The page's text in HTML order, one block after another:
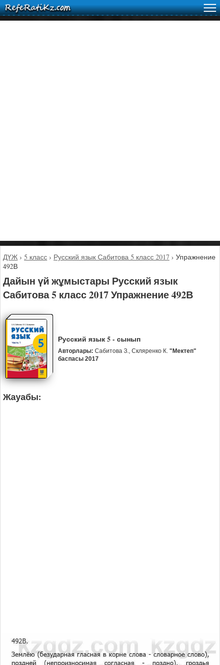
ДҮЖ › 5 класс › Русский язык Сабитова 5 класс 2017 › Упражнение
492В
Дайын үй жұмыстары Русский язык
Сабитова 5 класс 2017 Упражнение 492В
Русский язык 5 - сынып
Авторлары: Сабитова З., Скляренко К. "Мектеп"
баспасы 2017
Жауабы: